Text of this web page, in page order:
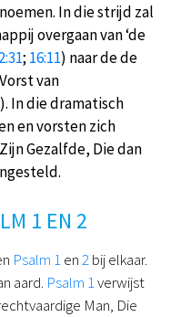
In die strijd zal
overgaan van ‘de
; 16:11) naar de de
van
). In die dramatisch
en vorsten zich
Gezalfde, Die dan
1 EN 2
Psalm 1en2bij elkaar.
aard. Psalm 1verwijst
Man, Die